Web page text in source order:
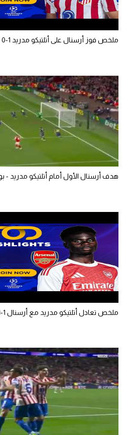
كرة السلة الأمريكية
كرة سلة
كرة طائرة
الوطن العربي
في المونديال
رياضة نسائية
آسيا
أمريكا
أقسام خاصة
Gamers
ميركاتو
تحقيق في الجول
تقرير في الجول
حكايات في الجول
كويز في الجول
ملخص فوز أرسنال على أتلتيكو مدريد 1-0 (دوري أبطال أوروبا)
هدف أرسنال الأول أمام أتلتيكو مدريد -
ملخص تعادل أتلتيكو مدريد مع أرسنال 1-1 (دوري أبطال أوروبا)